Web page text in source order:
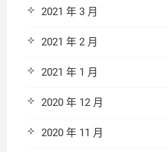
2021 年 3 月
2021 年 2 月
2021 年 1 月
2020 年 12 月
2020 年 11 月